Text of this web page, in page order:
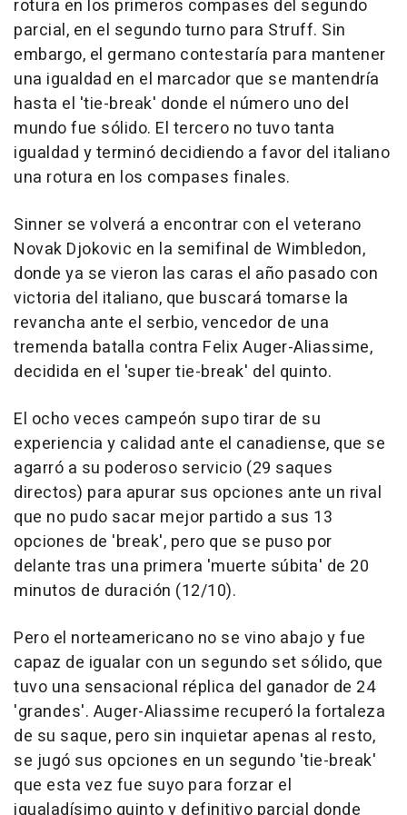
rotura en los primeros compases del segundo
parcial, en el segundo turno para Struff. Sin
embargo, el germano contestaría para mantener
una igualdad en el marcador que se mantendría
hasta el 'tie-break' donde el número uno del
mundo fue sólido. El tercero no tuvo tanta
igualdad y terminó decidiendo a favor del italiano
una rotura en los compases finales.
Sinner se volverá a encontrar con el veterano
Novak Djokovic en la semifinal de Wimbledon,
donde ya se vieron las caras el año pasado con
victoria del italiano, que buscará tomarse la
revancha ante el serbio, vencedor de una
tremenda batalla contra Felix Auger-Aliassime,
decidida en el 'super tie-break' del quinto.
El ocho veces campeón supo tirar de su
experiencia y calidad ante el canadiense, que se
agarró a su poderoso servicio (29 saques
directos) para apurar sus opciones ante un rival
que no pudo sacar mejor partido a sus 13
opciones de 'break', pero que se puso por
delante tras una primera 'muerte súbita' de 20
minutos de duración (12/10).
Pero el norteamericano no se vino abajo y fue
capaz de igualar con un segundo set sólido, que
tuvo una sensacional réplica del ganador de 24
'grandes'. Auger-Aliassime recuperó la fortaleza
de su saque, pero sin inquietar apenas al resto,
se jugó sus opciones en un segundo 'tie-break'
que esta vez fue suyo para forzar el